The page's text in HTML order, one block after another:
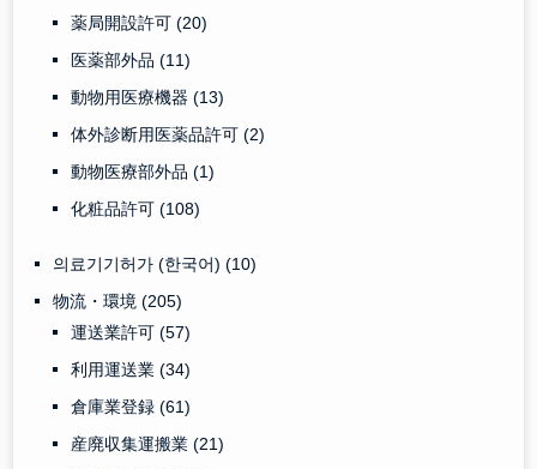
薬局開設許可(20)
医薬部外品(11)
動物用医療機器(13)
体外診断用医薬品許可(2)
動物医療部外品(1)
化粧品許可(108)
의료기기허가 (한국어)(10)
物流・環境(205)
運送業許可(57)
利用運送業(34)
倉庫業登録(61)
産廃収集運搬業(21)